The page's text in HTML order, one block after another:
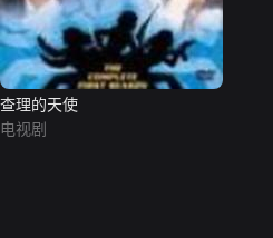
查理的天使
电视剧